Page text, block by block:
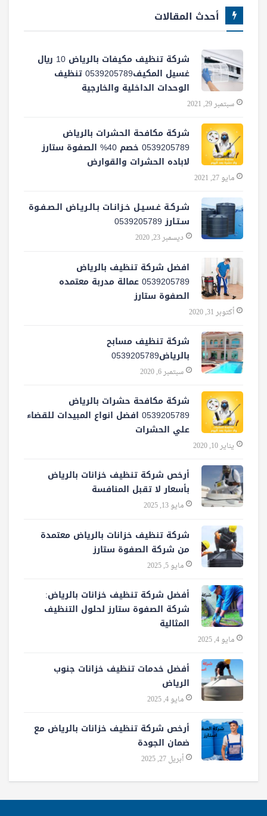
أحدث المقالات
شركة تنظيف مكيفات بالرياض 10 ريال
غسيل المكيف0539205789 تنظيف
الوحدات الداخلية والخارجية
سبتمبر 29, 2021
شركة مكافحة الحشرات بالرياض
0539205789 خصم 40% الصفوة ستارز
لاباده الحشرات والقوارض
مايو 27, 2021
شـركـة غـسـيـل خـزانـات بـالـريـاض الـصـفـوة
سـتـارز 0539205789
ديسمبر 23, 2020
افضل شركة تنظيف بالرياض
0539205789 عمالة مدربة معتمده
الصفوة ستارز
أكتوبر 31, 2020
شركة تنظيف مسابح
بالرياض0539205789
سبتمبر 6, 2020
شركة مكافحة حشرات بالرياض
0539205789 افضل انواع المبيدات للقضاء
علي الحشرات
يناير 10, 2020
أرخص شركة تنظيف خزانات بالرياض
بأسعار لا تقبل المنافسة
مايو 13, 2025
شركة تنظيف خزانات بالرياض معتمدة
من شركة الصفوة ستارز
مايو 5, 2025
أفضل شركة تنظيف خزانات بالرياض:
شركة الصفوة ستارز لحلول التنظيف
المثالية
مايو 4, 2025
أفضل خدمات تنظيف خزانات جنوب
الرياض
مايو 4, 2025
أرخص شركة تنظيف خزانات بالرياض مع
ضمان الجودة
أبريل 27, 2025